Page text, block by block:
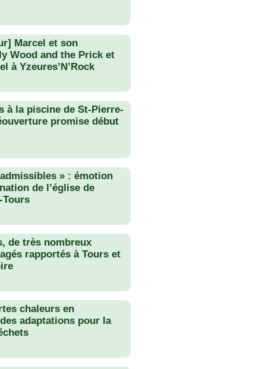
Marcel et son
Wood and the Prick et
à Yzeures’N’Rock
à la piscine de St-Pierre-
promise début
» : émotion
de l’église de
Tours
de très nombreux
rapportés à Tours et
chaleurs en
adaptations pour la